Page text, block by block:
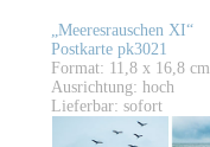
„Meeresrauschen XI“
Postkarte pk3021
Format: 11,8 x 16,8 cm
Ausrichtung: hoch
Lieferbar: sofort